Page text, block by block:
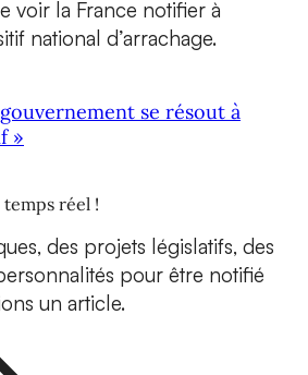
voir la France notifier à
national d’arrachage.
se résout à
»
réel !
des projets législatifs, des
pour être notifié
un article.